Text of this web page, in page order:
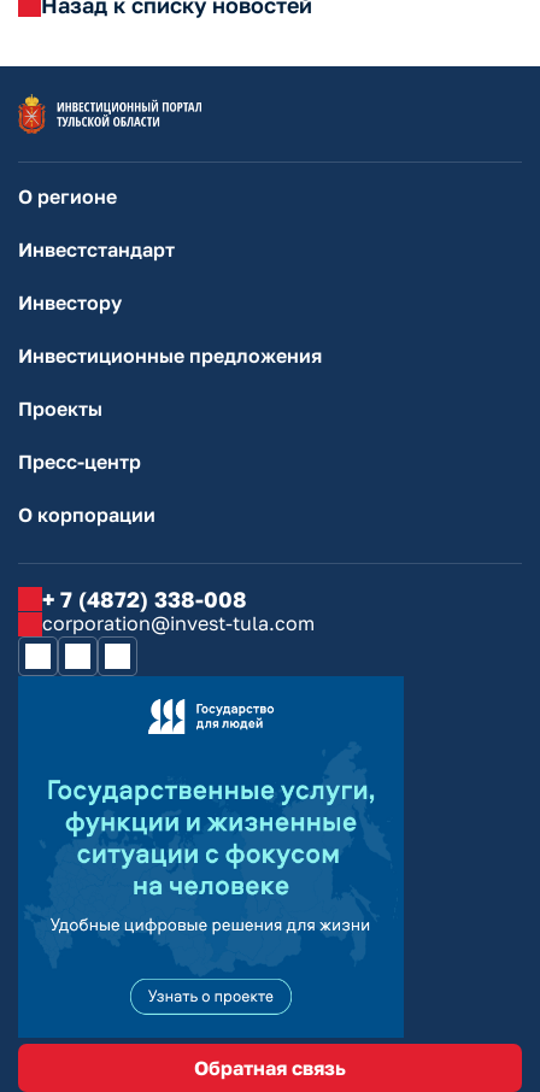
О регионе
Инвестстандарт
Инвестору
Инвестиционные предложения
Проекты
Пресс-центр
О корпорации
+ 7 (4872) 338-008
corporation@invest-tula.com
Обратная связь